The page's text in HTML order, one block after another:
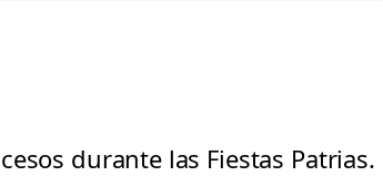
durante las Fiestas Patrias.